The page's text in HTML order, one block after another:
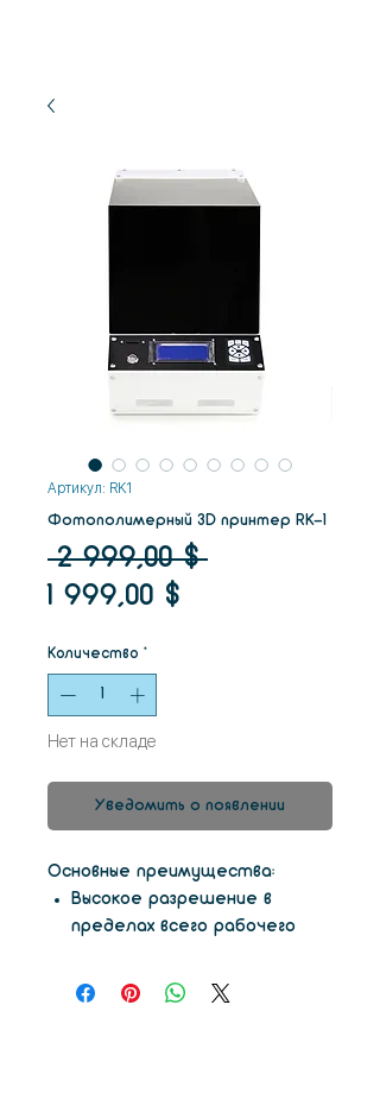
Артикул: RK1
Фотополимерный 3D принтер RK-1
2 999,00 $ Обычная
1 999,00 $Спеццена
Количество *
Нет на складе
Уведомить о появлении
Основные преимущества:
Высокое разрешение в
пределах всего рабочего
мкм);
Надежность и стабильность